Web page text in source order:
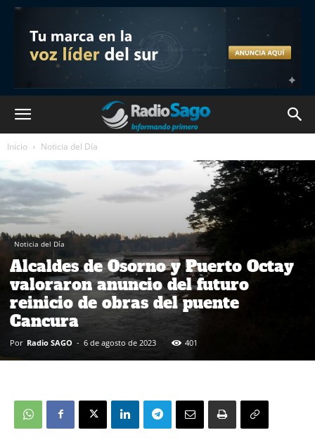
Inicio Noticia del Día
Noticia del Día
Alcaldes de Osorno y Puerto Octay
valoraron anuncio del futuro
reinicio de obras del puente
Cancura
Por Radio SAGO - 6 de agosto de 2023 401